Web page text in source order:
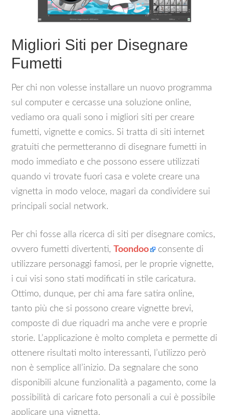
Migliori Siti per Disegnare
Fumetti
Per chi non volesse installare un nuovo programma
sul computer e cercasse una soluzione online,
vediamo ora quali sono i migliori siti per creare
fumetti, vignette e comics. Si tratta di siti internet
gratuiti che permetteranno di disegnare fumetti in
modo immediato e che possono essere utilizzati
quando vi trovate fuori casa e volete creare una
vignetta in modo veloce, magari da condividere sui
principali social network.
Per chi fosse alla ricerca di siti per disegnare comics,
ovvero fumetti divertenti,Toondoo
consente di
utilizzare personaggi famosi, per le proprie vignette,
i cui visi sono stati modificati in stile caricatura.
Ottimo, dunque, per chi ama fare satira online,
tanto più che si possono creare vignette brevi,
composte di due riquadri ma anche vere e proprie
storie. L’applicazione è molto completa e permette di
ottenere risultati molto interessanti, l’utilizzo però
non è semplice all’inizio. Da segnalare che sono
disponibili alcune funzionalità a pagamento, come la
possibilità di caricare foto personali a cui è possibile
applicare una vignetta.